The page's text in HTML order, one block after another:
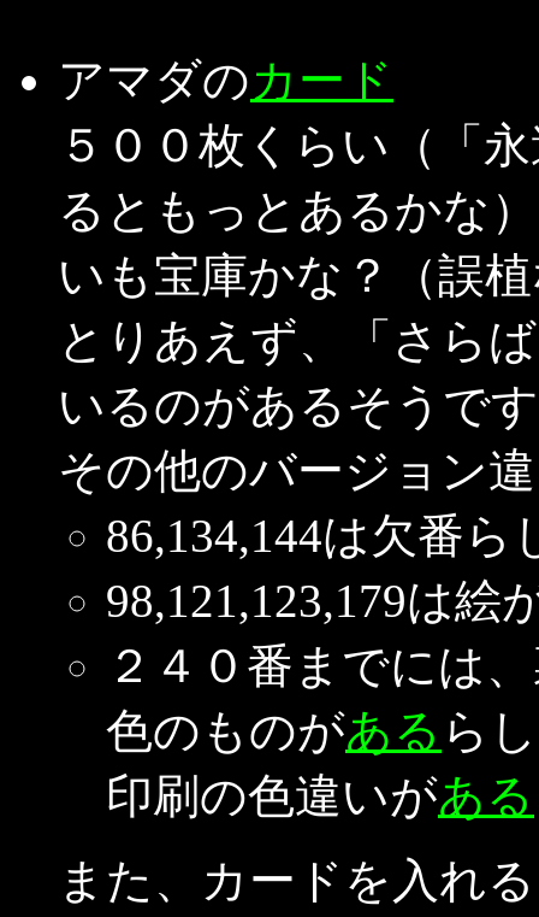
アマダのカード
５００枚くらい（「
るともっとあるかな
いも宝庫かな？（誤
とりあえず、「さら
いるのがあるそうで
その他のバージョン
86,134,144は欠番ら
98,121,123,179は
２４０番までには
色のものがある ら
印刷の色違いがある
また、カードを入れ